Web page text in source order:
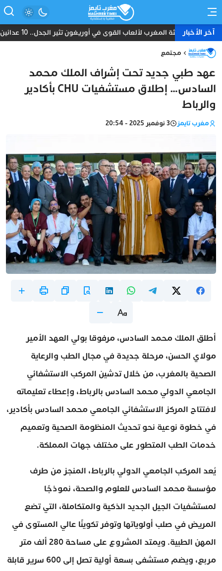
آخر الأخباربعثة المغرب لألعاب القوى في أوريغون تثير الجدل.. 10 عدائين ومدرب واحد دون طبيب أو إداري
مجتمع
عهد طبي جديد تحت إشراف الملك محمد
السادس… إطلاق مستشفيات CHU بأكادير
والرباط
مغرب تايمز 3 نوفمبر 2025 - 20:54
أطلق الملك محمد السادس، مرفوقا بولي العهد الأمير
مولاي الحسن، مرحلة جديدة في مجال الطب والرعاية
الصحية بالمغرب، من خلال تدشين المركب الاستشفائي
الجامعي الدولي محمد السادس بالرباط، وإعطاء تعليماته
لافتتاح المركز الاستشفائي الجامعي محمد السادس بأكادير،
في خطوة نوعية نحو تحديث المنظومة الصحية وتعميم
خدمات الطب المتطور على مختلف جهات المملكة.
يُعد المركب الجامعي الدولي بالرباط، المنجز من طرف
مؤسسة محمد السادس للعلوم والصحة، نموذجًا
لمستشفيات الجيل الجديد الذكية والمتكاملة، التي تضع
المريض في صلب أولوياتها وتوفر تكوينًا عالي المستوى في
المهن الطبية. ويمتد المشروع على مساحة 280 ألف متر
مربع، ويضم مستشفى بسعة أولية تصل إلى 600 سرير قابلة